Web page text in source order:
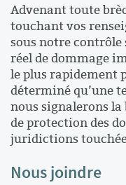
Advenant toute
touchant vos
sous notre contrôle
réel de dommage
le plus rapidement
déterminé qu’une
nous signalerons la
de protection des
juridictions
Nous joindre